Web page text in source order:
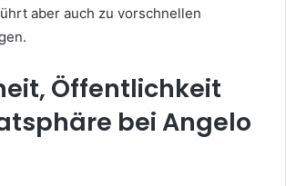
aber auch zu vorschnellen
Öffentlichkeit
bei Angelo